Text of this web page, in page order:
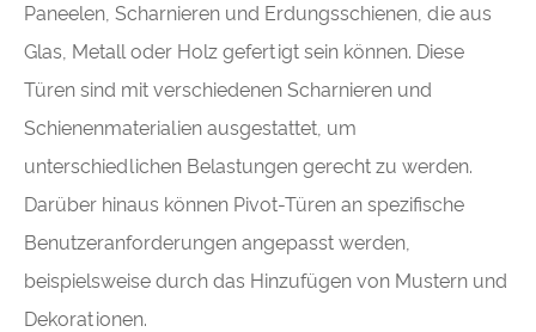
Paneelen, Scharnieren und Erdungsschienen, die aus
Glas, Metall oder Holz gefertigt sein können. Diese
Türen sind mit verschiedenen Scharnieren und
Schienenmaterialien ausgestattet, um
unterschiedlichen Belastungen gerecht zu werden.
Darüber hinaus können Pivot-Türen an spezifische
Benutzeranforderungen angepasst werden,
beispielsweise durch das Hinzufügen von Mustern und
Dekorationen.